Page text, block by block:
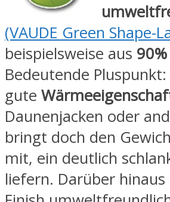
(VAUDE Green Shape-
beispielsweise aus
Bedeutende
gute
Daunenjacken oder
bringt doch den
mit, ein deutlich
liefern. Darüber